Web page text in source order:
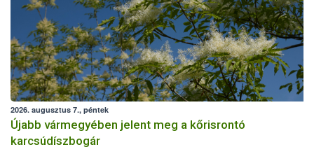
2026. augusztus 7., péntek
Újabb vármegyében jelent meg a kőrisrontó
karcsúdíszbogár